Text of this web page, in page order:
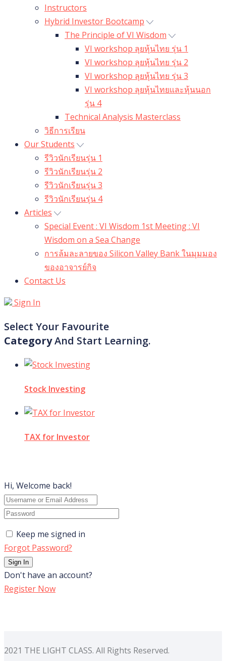
Instructors
Hybrid Investor Bootcamp
The Principle of VI Wisdom
VI workshop ลุยหุ้นไทย รุ่น 1
VI workshop ลุยหุ้นไทย รุ่น 2
VI workshop ลุยหุ้นไทย รุ่น 3
VI workshop ลุยหุ้นไทยและหุ้นนอก
รุ่น 4
Technical Analysis Masterclass
วิธีการเรียน
Our Students
รีวิวนักเรียนรุ่น 1
รีวิวนักเรียนรุ่น 2
รีวิวนักเรียนรุ่น 3
รีวิวนักเรียนรุ่น 4
Articles
Special Event : VI Wisdom 1st Meeting : VI
Wisdom on a Sea Change
การล้มละลายของ Silicon Valley Bank ในมุมมอง
ของอาจารย์กิจ
Contact Us
Sign In
Select Your Favourite
CategoryAnd Start Learning.
Stock Investing
TAX for Investor
Hi, Welcome back!
Keep me signed in
Forgot Password?
Sign In
Don't have an account?
Register Now
2021 THE LIGHT CLASS. All Rights Reserved.